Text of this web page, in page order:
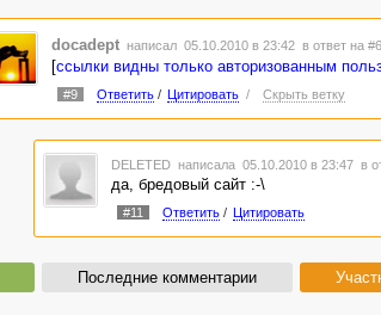
docadept написал 05.10.2010 в 23:42 в ответ на #6
[ссылки видны только авторизованным
#9 Ответить/ Цитировать / Скрыть ветку
DELETED написала 05.10.2010 в 23:47 в
да, бредовый сайт :-\
#11 Ответить/ Цитировать
Последние комментарии